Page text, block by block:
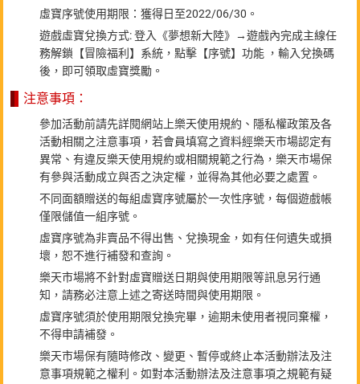
虛寶序號使用期限：獲得日至2022/06/30。
遊戲虛寶兌換方式: 登入《夢想新大陸》→遊戲內完成主線任
務解鎖【冒險福利】系統，點擊【序號】功能 ，輸入兌換碼
後，即可領取虛寶獎勵。
注意事項：
參加活動前請先詳閱網站上樂天使用規約、隱私權政策及各
活動相關之注意事項，若會員填寫之資料經樂天市場認定有
異常、有違反樂天使用規約或相關規範之行為，樂天市場保
有參與活動成立與否之決定權，並得為其他必要之處置。
不同面額贈送的每組虛寶序號屬於一次性序號，每個遊戲帳
僅限儲值一組序號。
虛寶序號為非賣品不得出售、兌換現金，如有任何遺失或損
壞，恕不進行補發和查詢。
樂天市場將不針對虛寶贈送日期與使用期限等訊息另行通
知，請務必注意上述之寄送時間與使用期限。
虛寶序號須於使用期限兌換完畢，逾期未使用者視同棄權，
不得申請補發。
樂天市場保有隨時修改、變更、暫停或終止本活動辦法及注
意事項規範之權利。如對本活動辦法及注意事項之規範有疑